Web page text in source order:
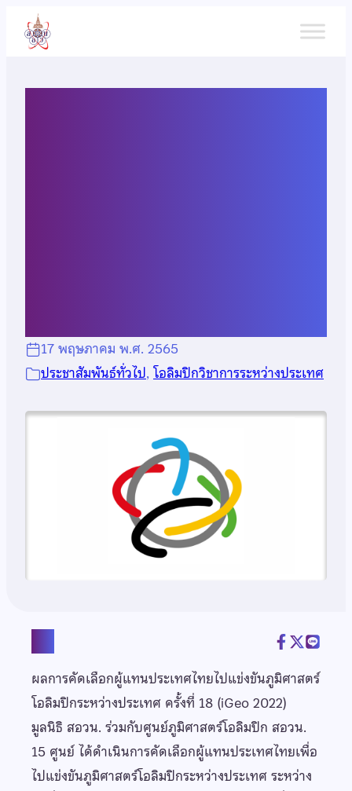
เนื้อหา
17 พฤษภาคม พ.ศ. 2565
ประชาสัมพันธ์ทั่วไป, โอลิมปิกวิชาการระหว่างประเทศ
ผลการคัดเลือกผู้แทนประเทศไทยไปแข่งขันภูมิศาสตร์
โอลิมปิกระหว่างประเทศ ครั้งที่ 18 (iGeo 2022)
มูลนิธิ สอวน. ร่วมกับศูนย์ภูมิศาสตร์โอลิมปิก สอวน.
15 ศูนย์ ได้ดำเนินการคัดเลือกผู้แทนประเทศไทยเพื่อ
ไปแข่งขันภูมิศาสตร์โอลิมปิกระหว่างประเทศ ระหว่าง